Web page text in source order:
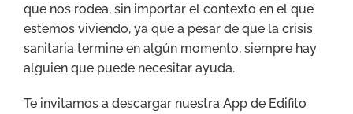
que nos rodea, sin importar el contexto en el que
estemos viviendo, ya que a pesar de que la crisis
sanitaria termine en algún momento, siempre hay
alguien que puede necesitar ayuda.
Te invitamos a descargar nuestra App de Edifito